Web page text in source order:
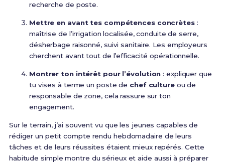
recherche de poste.
Mettre en avant tes compétences concrètes:
maîtrise de l’irrigation localisée, conduite de serre,
désherbage raisonné, suivi sanitaire. Les employeurs
cherchent avant tout de l’efficacité opérationnelle.
Montrer ton intérêt pour l’évolution : expliquer que
tu vises à terme un poste de chef cultureou de
responsable de zone, cela rassure sur ton
engagement.
Sur le terrain, j’ai souvent vu que les jeunes capables de
rédiger un petit compte rendu hebdomadaire de leurs
tâches et de leurs réussites étaient mieux repérés. Cette
habitude simple montre du sérieux et aide aussi à préparer